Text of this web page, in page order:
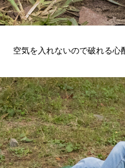
空気を入れないので破れる心